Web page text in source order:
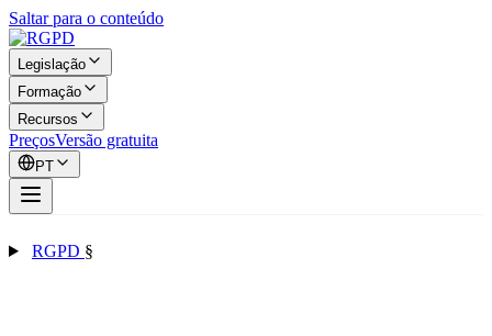
Saltar para o conteúdo
Legislação
Formação
Recursos
PreçosVersão gratuita
PT
RGPD §